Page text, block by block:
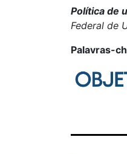
Política de
Federal de
Palavras-